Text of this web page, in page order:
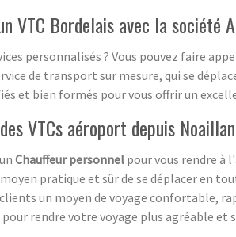
VTC Bordelais avec la société
personnalisés ? Vous pouvez faire
de transport sur mesure, qui se
et bien formés pour vous offrir un
VTCs aéroport depuis
Chauffeur personnel pour vous rendre à
pratique et sûr de se déplacer en
un moyen de voyage confortable,
rendre votre voyage plus agréable et